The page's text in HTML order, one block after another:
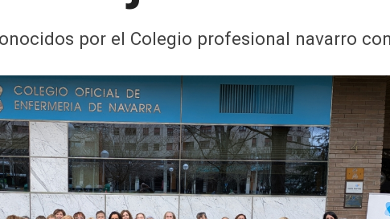
por el Colegio profesional navarro